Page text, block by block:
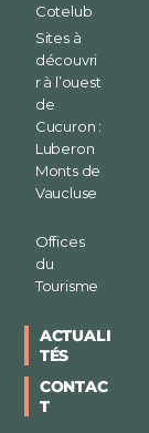
Cotelub
Sites à
découvri
r à l’ouest
de
Cucuron :
Luberon
Monts de
Vaucluse
Offices
du
Tourisme
ACTUALI
TÉS
CONTAC
T